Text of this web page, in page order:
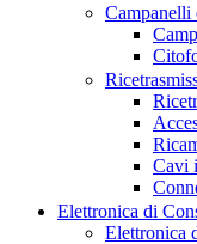
Campanelli
Cavi
Elettronica di
Elettronica